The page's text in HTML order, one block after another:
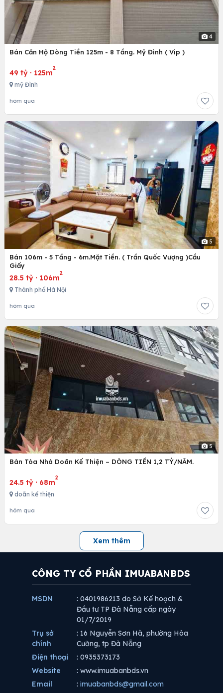
4
Bán Căn Hộ Dòng Tiền 125m - 8 Tầng. Mỹ Đình ( Vip )
49 tỷ · 125m
2
mỹ Đình
hôm qua
5
Bán 106m - 5 Tầng - 6m.Mặt Tiền. ( Trần Quốc Vượng )Cầu
Giấy
28.5 tỷ · 106m
2
Thành phố Hà Nội
hôm qua
5
Bán Tòa Nhà Doãn Kế Thiện – DÒNG TIỀN 1,2 TỶ/NĂM.
24.5 tỷ · 68m
2
doãn kế thiện
hôm qua
Xem thêm
CÔNG TY CỔ PHẦN IMUABANBDS
MSDN
: 0401986213 do Sở Kế hoạch &
Đầu tư TP Đà Nẵng cấp ngày
01/7/2019
Trụ sở
chính
: 16 Nguyễn Sơn Hà, phường Hòa
Cường, tp Đà Nẵng
Điện thoại
: 0935373173
Website
: www.imuabanbds.vn
Email
: imuabanbds@gmail.com